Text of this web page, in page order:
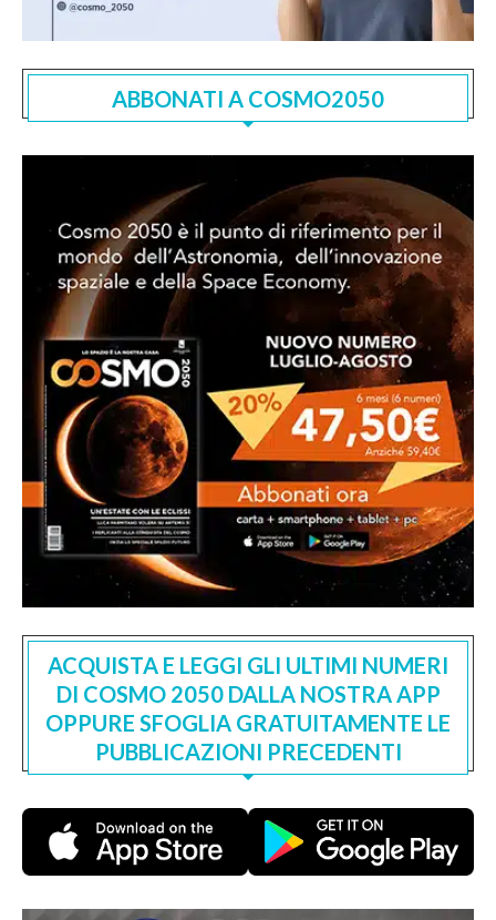
ABBONATI A COSMO2050
ACQUISTA E LEGGI GLI ULTIMI NUMERI
DI COSMO 2050 DALLA NOSTRA APP
OPPURE SFOGLIA GRATUITAMENTE LE
PUBBLICAZIONI PRECEDENTI